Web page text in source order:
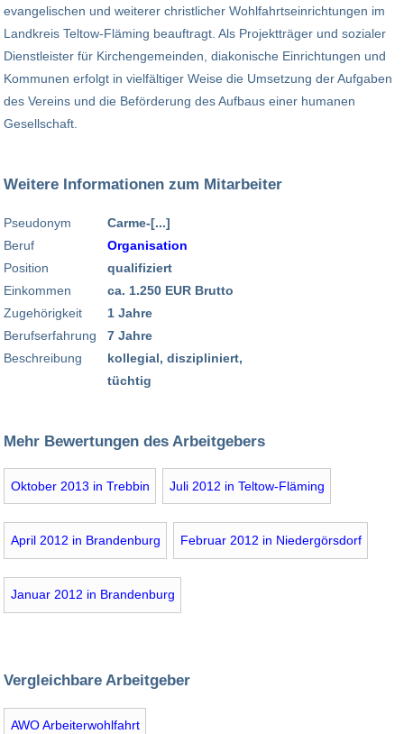
evangelischen und weiterer christlicher Wohlfahrtseinrichtungen im
Landkreis Teltow-Fläming beauftragt. Als Projektträger und sozialer
Dienstleister für Kirchengemeinden, diakonische Einrichtungen und
Kommunen erfolgt in vielfältiger Weise die Umsetzung der Aufgaben
des Vereins und die Beförderung des Aufbaus einer humanen
Gesellschaft.
Weitere Informationen zum Mitarbeiter
Pseudonym
Beruf
Position
Einkommen
Zugehörigkeit
Berufserfahrung
Beschreibung
Carme-[...]
Organisation
qualifiziert
ca. 1.250 EUR Brutto
1 Jahre
7 Jahre
kollegial, diszipliniert,
tüchtig
Mehr Bewertungen des Arbeitgebers
Oktober 2013 in Trebbin Juli 2012 in Teltow-Fläming
April 2012 in Brandenburg Februar 2012 in Niedergörsdorf
Januar 2012 in Brandenburg
Vergleichbare Arbeitgeber
AWO Arbeiterwohlfahrt